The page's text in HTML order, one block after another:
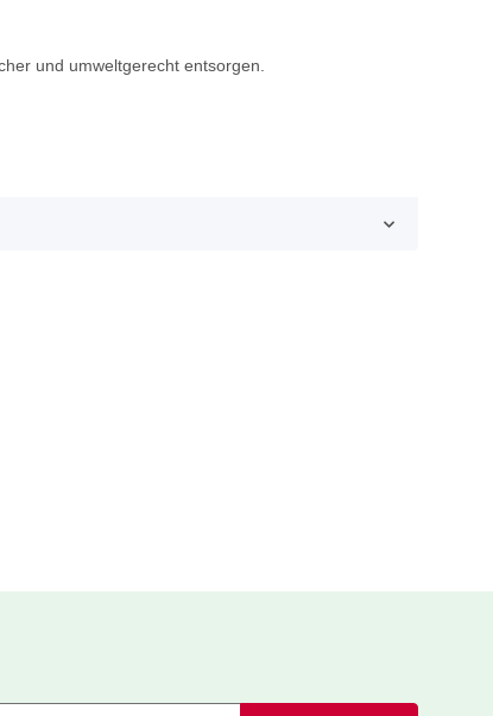
und umweltgerecht entsorgen.